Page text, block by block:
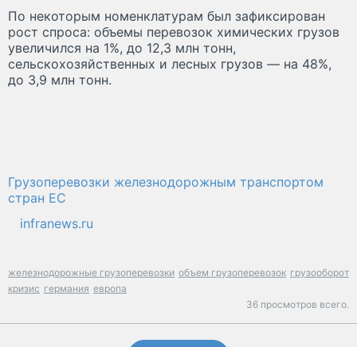
По некоторым номенклатурам был зафиксирован
рост спроса: объемы перевозок химических грузов
увеличился на 1%, до 12,3 млн тонн,
сельскохозяйственных и лесных грузов — на 48%,
до 3,9 млн тонн.
Грузоперевозки железнодорожным транспортом
стран ЕС
infranews.ru
железнодорожные грузоперевозки объем грузоперевозок грузооборот
кризис германия европа
36 просмотров всего.